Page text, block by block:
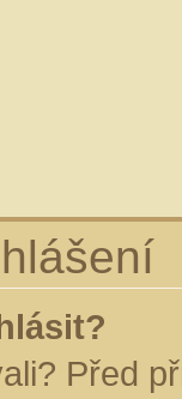
Před